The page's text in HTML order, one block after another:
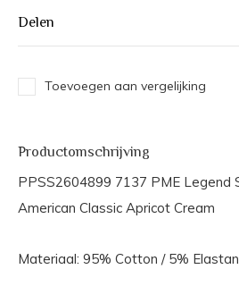
Delen
Toevoegen aan vergelijking
Productomschrijving
PPSS2604899 7137 PME Legend
American Classic Apricot Cream
Materiaal: 95% Cotton / 5%